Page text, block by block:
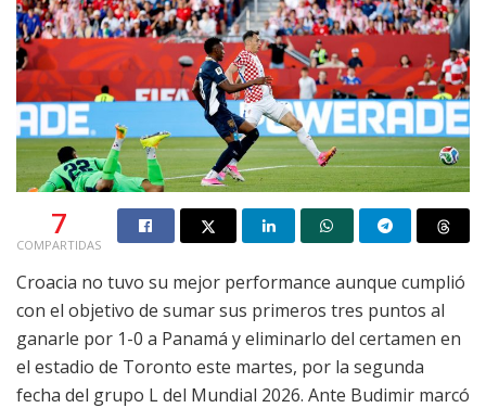
7
COMPARTIDAS
Croacia no tuvo su mejor performance aunque cumplió
con el objetivo de sumar sus primeros tres puntos al
ganarle por 1-0 a Panamá y eliminarlo del certamen en
el estadio de Toronto este martes, por la segunda
fecha del grupo L del Mundial 2026. Ante Budimir marcó